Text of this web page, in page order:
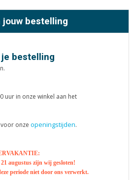
jouw bestelling
bestelling
uur in onze winkel aan het
onze openingstijden.
augustus zijn wij gesloten!
periode niet door ons verwerkt.